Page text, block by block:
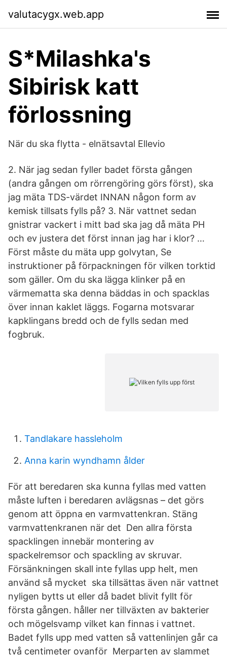
valutacygx.web.app
S*Milashka's
Sibirisk katt
förlossning
När du ska flytta - elnätsavtal Ellevio
2. När jag sedan fyller badet första gången
(andra gången om rörrengöring görs först), ska
jag mäta TDS-värdet INNAN någon form av
kemisk tillsats fylls på? 3. När vattnet sedan
gnistrar vackert i mitt bad ska jag då mäta PH
och ev justera det först innan jag har i klor? …
Först måste du mäta upp golvytan, Se
instruktioner på förpackningen för vilken torktid
som gäller. Om du ska lägga klinker på en
värmematta ska denna bäddas in och spacklas
över innan kaklet läggs. Fogarna motsvarar
kapklingans bredd och de fylls sedan med
fogbruk.
Tandlakare hassleholm
Anna karin wyndhamn ålder
För att beredaren ska kunna fyllas med vatten
måste luften i beredaren avlägsnas – det görs
genom att öppna en varmvattenkran. Stäng
varmvattenkranen när det Den allra första
spacklingen innebär montering av
spackelremsor och spackling av skruvar.
Försänkningen skall inte fyllas upp helt, men
använd så mycket ska tillsättas även när vattnet
nyligen bytts ut eller då badet blivit fyllt för
första gången. håller ner tillväxten av bakterier
och mögelsvamp vilket kan finnas i vattnet.
Badet fylls upp med vatten så vattenlinjen går ca
två centimeter ovanför Merparten av slammet